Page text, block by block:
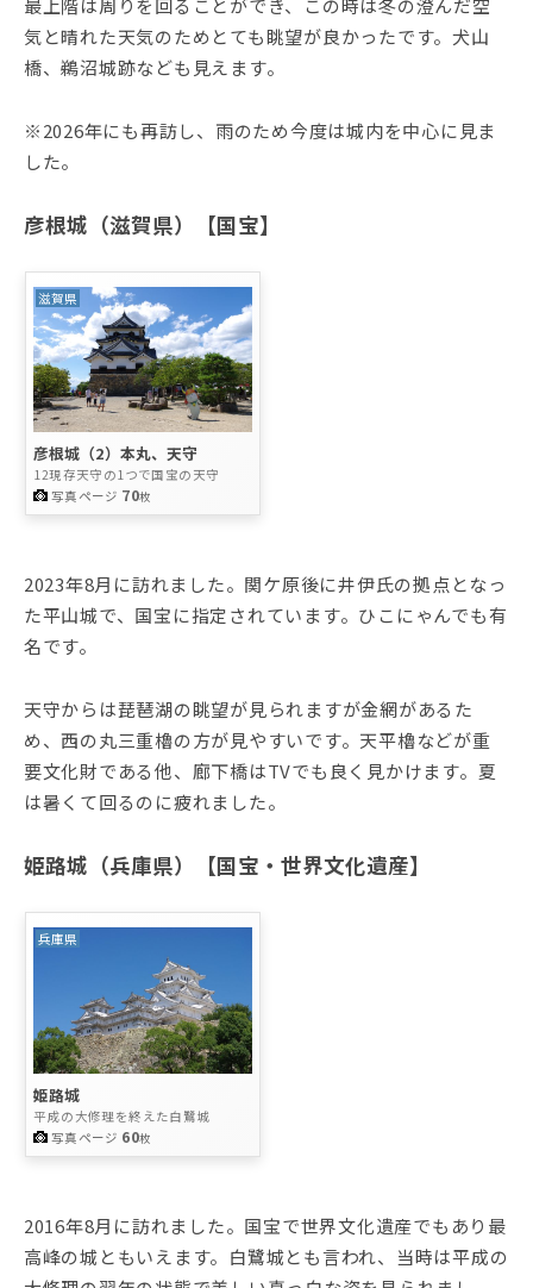
気と晴れた天気のためとても眺望が良かったです。犬山
橋、鵜沼城跡なども見えます。
※2026年にも再訪し、雨のため今度は城内を中心に見ま
した。
彦根城（滋賀県）【国宝】
滋賀県
彦根城（2）本丸、天守
12現存天守の1つで国宝の天守
写真ページ 70枚
2023年8月に訪れました。関ケ原後に井伊氏の拠点となっ
た平山城で、国宝に指定されています。ひこにゃんでも有
名です。
天守からは琵琶湖の眺望が見られますが金網があるた
め、西の丸三重櫓の方が見やすいです。天平櫓などが重
要文化財である他、廊下橋はTVでも良く見かけます。夏
は暑くて回るのに疲れました。
姫路城（兵庫県）【国宝・世界文化遺産】
兵庫県
姫路城
平成の大修理を終えた白鷺城
写真ページ 60枚
2016年8月に訪れました。国宝で世界文化遺産でもあり最
高峰の城ともいえます。白鷺城とも言われ、当時は平成の